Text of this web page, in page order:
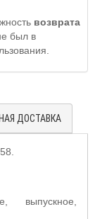
возврата
был в
ДОСТАВКА
выпускное,